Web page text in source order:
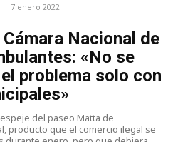
7 enero 2022
Nacional de
«No se
problema solo con
del paseo Matta de
producto que el comercio ilegal se